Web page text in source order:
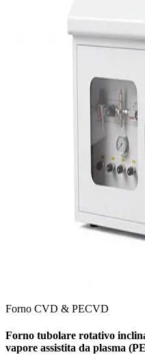
Forno CVD & PECVD
Forno tubolare rotativo
vapore assistita da plasma